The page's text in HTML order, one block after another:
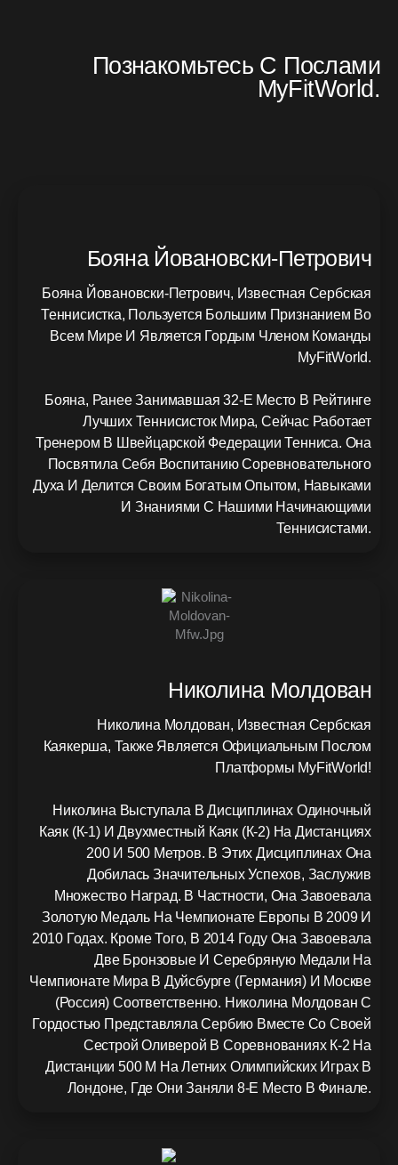
Познакомьтесь С Послами
MyFitWorld.
Бояна Йовановски-Петрович
Бояна Йовановски-Петрович, Известная Сербская
Теннисистка, Пользуется Большим Признанием Во
Всем Мире И Является Гордым Членом Команды
MyFitWorld.
Бояна, Ранее Занимавшая 32-Е Место В Рейтинге
Лучших Теннисисток Мира, Сейчас Работает
Тренером В Швейцарской Федерации Тенниса. Она
Посвятила Себя Воспитанию Соревновательного
Духа И Делится Своим Богатым Опытом, Навыками
И Знаниями С Нашими Начинающими
Теннисистами.
Николина Молдован
Николина Молдован, Известная Сербская
Каякерша, Также Является Официальным Послом
Платформы MyFitWorld!
Николина Выступала В Дисциплинах Одиночный
Каяк (К-1) И Двухместный Каяк (К-2) На Дистанциях
200 И 500 Метров. В Этих Дисциплинах Она
Добилась Значительных Успехов, Заслужив
Множество Наград. В Частности, Она Завоевала
Золотую Медаль На Чемпионате Европы В 2009 И
2010 Годах. Кроме Того, В 2014 Году Она Завоевала
Две Бронзовые И Серебряную Медали На
Чемпионате Мира В Дуйсбурге (Германия) И Москве
(Россия) Соответственно. Николина Молдован С
Гордостью Представляла Сербию Вместе Со Своей
Сестрой Оливерой В Соревнованиях К-2 На
Дистанции 500 М На Летних Олимпийских Играх В
Лондоне, Где Они Заняли 8-Е Место В Финале.